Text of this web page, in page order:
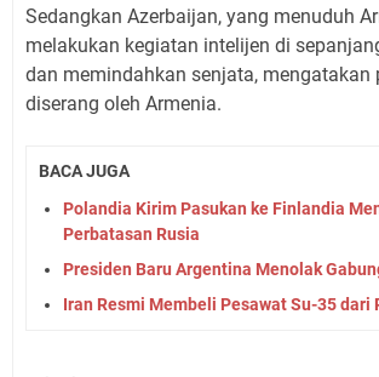
Sedangkan Azerbaijan, yang menuduh
melakukan kegiatan intelijen di
dan memindahkan senjata, mengatakan
diserang oleh Armenia.
BACA JUGA
Polandia Kirim Pasukan ke Finlandia
Perbatasan Rusia
Presiden Baru Argentina Menolak
Iran Resmi Membeli Pesawat Su-35 dari